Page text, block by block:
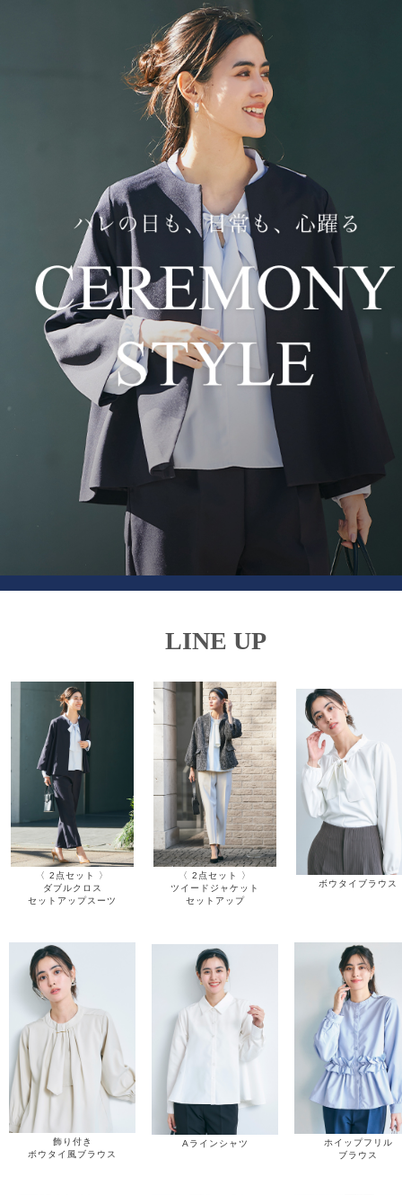
LINE UP
〈 2点セット 〉
ダブルクロス
セットアップスーツ
〈 2点セット 〉
ツイードジャケット
セットアップ
ボウタイブラウス
飾り付き
ボウタイ風ブラウス
Aラインシャツ
ホイップフリル
ブラウス